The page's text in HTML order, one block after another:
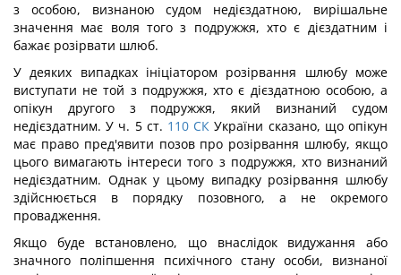
з особою, визнаною судом недієздатною, вирішальне
значення має воля того з подружжя, хто є дієздатним і
бажає розірвати шлюб.
У деяких випадках ініціатором розірвання шлюбу може
виступати не той з подружжя, хто є дієздатною особою, а
опікун другого з подружжя, який визнаний судом
недієздатним. У ч. 5 ст. 110 СК України сказано, що опікун
має право пред'явити позов про розірвання шлюбу, якщо
цього вимагають інтереси того з подружжя, хто визнаний
недієздатним. Однак у цьому випадку розірвання шлюбу
здійснюється в порядку позовного, а не окремого
провадження.
Якщо буде встановлено, що внаслідок видужання або
значного поліпшення психічного стану особи, визнаної